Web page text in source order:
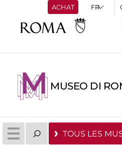
ACHAT
MUSEO DI
TOUS LES